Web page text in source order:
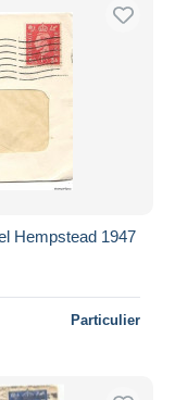
Hempstead 1947
Particulier